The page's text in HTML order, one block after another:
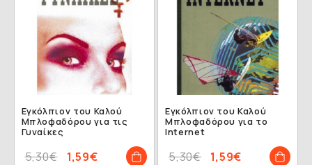
Εγκόλπιον του Καλού
Μπλοφαδόρου για τις
Γυναίκες
1,59€
5,30€
Εγκόλπιον του Καλού
Μπλοφαδόρου για το
Internet
1,59€
5,30€